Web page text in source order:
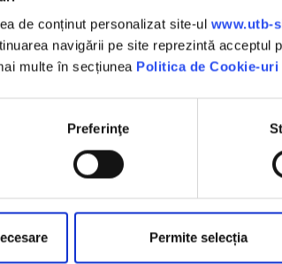
de conținut personalizat site-ul www.utb-
navigării pe site reprezintă acceptul
multe în secțiunea Politica de Cookie-uri
Preferinţe
Permite selecția
împreună cu șoferul
face plata
produs?
și spune-le și altora despre